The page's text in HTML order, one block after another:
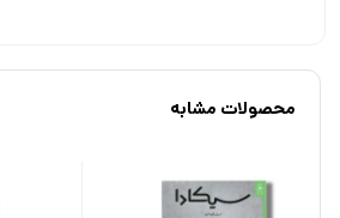
محصولات مشابه